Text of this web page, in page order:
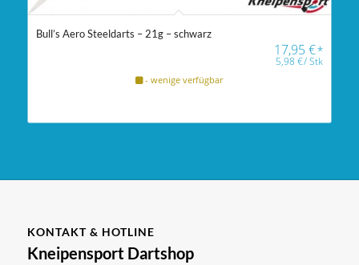
Bull’s Aero Steeldarts – 21g – schwarz
17,95€*
5,98€/Stk
- wenige verfügbar
KONTAKT & HOTLINE
Kneipensport Dartshop